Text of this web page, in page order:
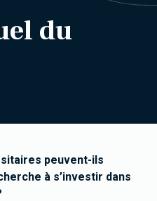
du
peuvent-ils
à s’investir dans